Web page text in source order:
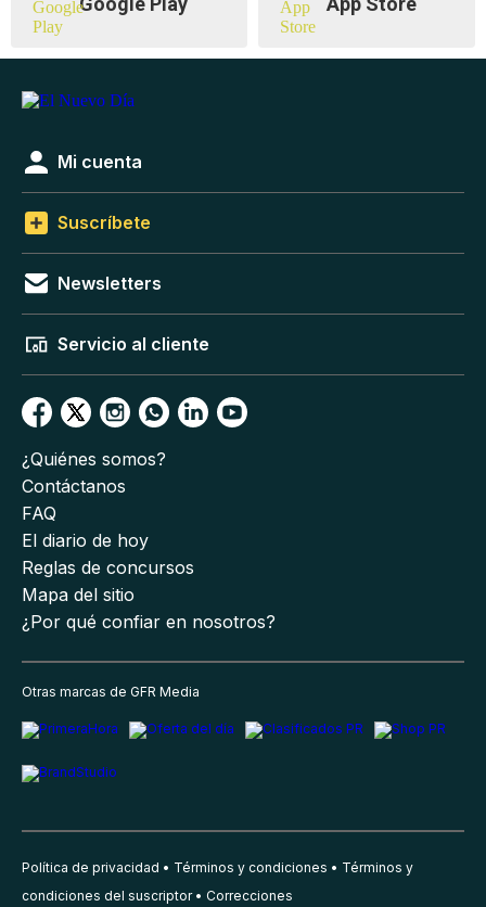
Mi cuenta
Suscríbete
Newsletters
Servicio al cliente
¿Quiénes somos?
Contáctanos
FAQ
El diario de hoy
Reglas de concursos
Mapa del sitio
¿Por qué confiar en nosotros?
Otras marcas de GFR Media
Política de privacidad Términos y condiciones
Términos y
condiciones del suscriptor
Correcciones